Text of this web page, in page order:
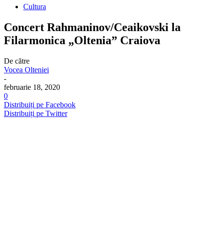
Cultura
Concert Rahmaninov/Ceaikovski la
Filarmonica „Oltenia” Craiova
De către
Vocea Olteniei
-
februarie 18, 2020
0
Distribuiți pe Facebook
Distribuiți pe Twitter